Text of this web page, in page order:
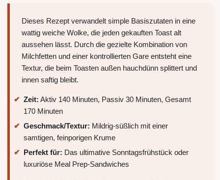
Dieses Rezept verwandelt simple Basiszutaten in eine
wattig weiche Wolke, die jeden gekauften Toast alt
aussehen lässt. Durch die gezielte Kombination von
Milchfetten und einer kontrollierten Gare entsteht eine
Textur, die beim Toasten außen hauchdünn splittert und
innen saftig bleibt.
Zeit: Aktiv 140 Minuten, Passiv 30 Minuten, Gesamt
170 Minuten
Geschmack/Textur: Mildrig-süßlich mit einer
samtigen, feinporigen Krume
Perfekt für: Das ultimative Sonntagsfrühstück oder
luxuriöse Meal Prep-Sandwiches